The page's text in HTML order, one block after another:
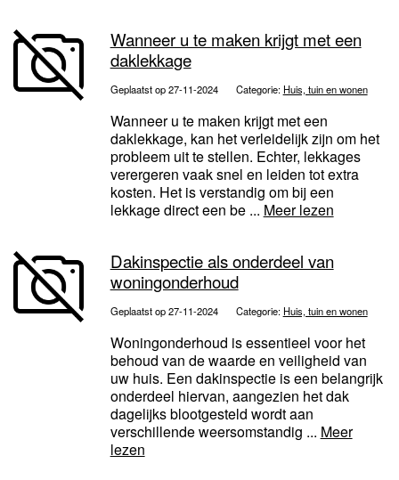
Wanneer u te maken krijgt met een
daklekkage
Geplaatst op 27-11-2024 Categorie: Huis, tuin en wonen
Wanneer u te maken krijgt met een
daklekkage, kan het verleidelijk zijn om het
probleem uit te stellen. Echter, lekkages
verergeren vaak snel en leiden tot extra
kosten. Het is verstandig om bij een
lekkage direct een be ... Meer lezen
Dakinspectie als onderdeel van
woningonderhoud
Geplaatst op 27-11-2024 Categorie: Huis, tuin en wonen
Woningonderhoud is essentieel voor het
behoud van de waarde en veiligheid van
uw huis. Een dakinspectie is een belangrijk
onderdeel hiervan, aangezien het dak
dagelijks blootgesteld wordt aan
verschillende weersomstandig ... Meer
lezen